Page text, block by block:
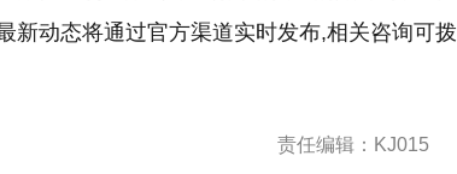
新动态将通过官方渠道实时发布,相关咨询可拨
责任编辑：KJ015